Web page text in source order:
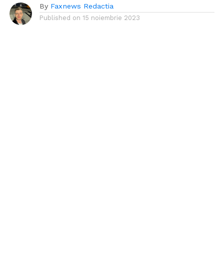
By Faxnews Redactia
Published on 15 noiembrie 2023